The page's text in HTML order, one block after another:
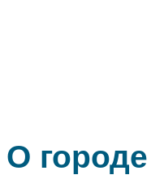
О городе